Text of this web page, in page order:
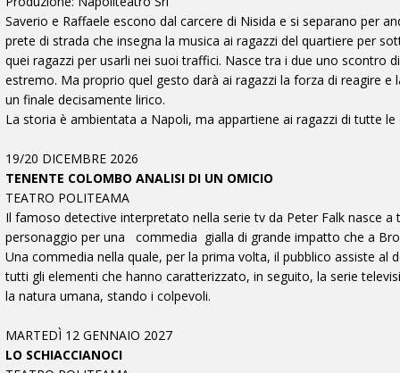
Saverio e Raffaele escono dal carcere di Nisida e si separano per
prete di strada che insegna la musica ai ragazzi del quartiere per
quei ragazzi per usarli nei suoi traffici. Nasce tra i due uno
estremo. Ma proprio quel gesto darà ai ragazzi la forza di reagire
un finale decisamente lirico.
La storia è ambientata a Napoli, ma appartiene ai ragazzi di tutte
19/20 DICEMBRE 2026
TENENTE COLOMBO ANALISI DI UN OMICIO
TEATRO POLITEAMA
Il famoso detective interpretato nella serie tv da Peter Falk nasce
personaggio per una commedia gialla di grande impatto che a
Una commedia nella quale, per la prima volta, il pubblico assiste
tutti gli elementi che hanno caratterizzato, in seguito, la serie
la natura umana, stando i colpevoli.
MARTEDÌ 12 GENNAIO 2027
LO SCHIACCIANOCI